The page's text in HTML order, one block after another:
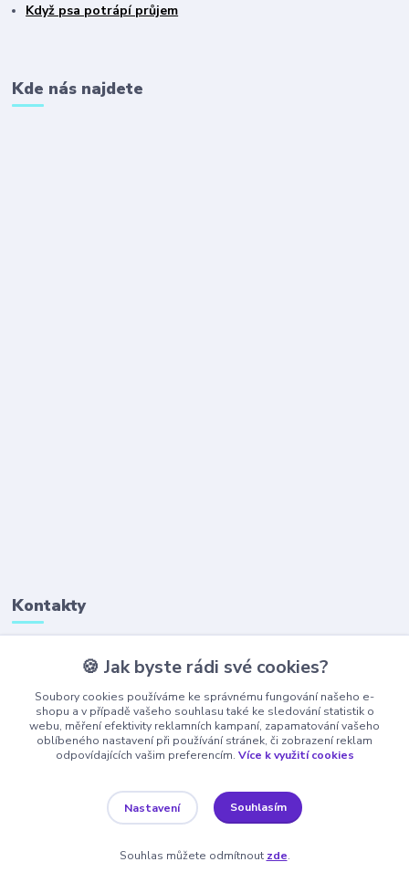
Když psa potrápí průjem
Kde nás najdete
Kontakty
+420 777 323 641
(Po-Pá, 8-16 hod.)
obchod@ajaxshop.cz
Vytvořeno na Eshop-rychle.cz
🍪 Jak byste rádi své cookies?
Soubory cookies používáme ke správnému fungování našeho e-
shopu a v případě vašeho souhlasu také ke sledování statistik o
webu, měření efektivity reklamních kampaní, zapamatování vašeho
oblíbeného nastavení při používání stránek, či zobrazení reklam
odpovídajících vašim preferencím. Více k využití cookies
Nastavení Souhlasím
Souhlas můžete odmítnout zde.